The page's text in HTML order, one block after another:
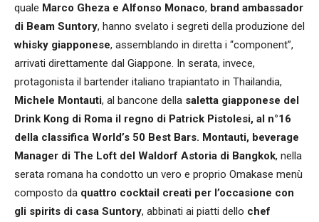
quale Marco Gheza e Alfonso Monaco, brand ambassador
di Beam Suntory, hanno svelato i segreti della produzione del
whisky giapponese, assemblando in diretta i “component”,
arrivati direttamente dal Giappone. In serata, invece,
protagonista il bartender italiano trapiantato in Thailandia,
Michele Montauti, al bancone della saletta giapponese del
Drink Kong di Roma il regno di Patrick Pistolesi, al n°16
della classifica World’s 50 Best Bars. Montauti, beverage
Manager di The Loft del Waldorf Astoria di Bangkok, nella
serata romana ha condotto un vero e proprio Omakase menù
composto da quattro cocktail creati per l’occasione con
gli spirits di casa Suntory, abbinati ai piatti dello chef